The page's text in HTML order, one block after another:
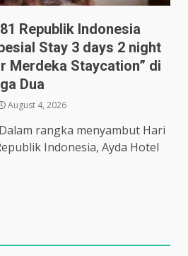
Republik Indonesia
Stay 3 days 2 night
Merdeka Staycation” di
Dua
August 4, 2026
rangka menyambut Hari
Indonesia, Ayda Hotel